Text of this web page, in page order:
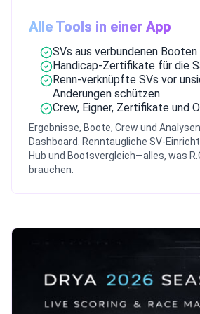
Alle Tools in einer App
SVs aus verbundenen
Handicap-Zertifikate für die
Renn-verknüpfte SVs vor
Änderungen schützen
Crew, Eigner, Zertifikate und
Ergebnisse, Boote, Crew und
Dashboard. Renntaugliche SV-
Hub und Bootsvergleich—alles, was
brauchen.